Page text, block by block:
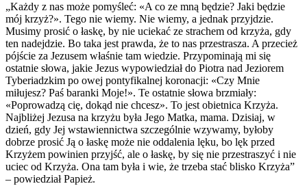
„Każdy z nas może pomyśleć: «A co ze mną będzie? Jaki będzie
mój krzyż?». Tego nie wiemy. Nie wiemy, a jednak przyjdzie.
Musimy prosić o łaskę, by nie uciekać ze strachem od krzyża, gdy
ten nadejdzie. Bo taka jest prawda, że to nas przestrasza. A przecież
pójście za Jezusem właśnie tam wiedzie. Przypominają mi się
ostatnie słowa, jakie Jezus wypowiedział do Piotra nad Jeziorem
Tyberiadzkim po owej pontyfikalnej koronacji: «Czy Mnie
miłujesz? Paś baranki Moje!». Te ostatnie słowa brzmiały:
«Poprowadzą cię, dokąd nie chcesz». To jest obietnica Krzyża.
Najbliżej Jezusa na krzyżu była Jego Matka, mama. Dzisiaj, w
dzień, gdy Jej wstawiennictwa szczególnie wzywamy, byłoby
dobrze prosić Ją o łaskę może nie oddalenia lęku, bo lęk przed
Krzyżem powinien przyjść, ale o łaskę, by się nie przestraszyć i nie
uciec od Krzyża. Ona tam była i wie, że trzeba stać blisko Krzyża”
– powiedział Papież.